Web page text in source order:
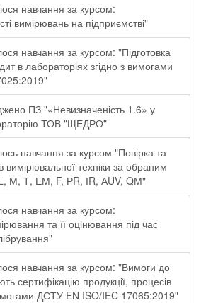
навчання за курсом:
вимірювань на підприємстві"
навчання за курсом: "Підготовка
в лабораторіях згідно з вимогами
ПЗ "«Невизначеність 1.6» у
ТОВ "ЩЕДРО"
навчання за курсом "Повірка та
вимірювальної техніки за обраним
М, Т, ЕМ, F, РR, ІR, АUV, QМ"
навчання за курсом:
та її оцінювання під час
навчання за курсом: "Вимоги до
сертифікацію продукції, процесів
ДСТУ EN ISO/IEC 17065:2019"